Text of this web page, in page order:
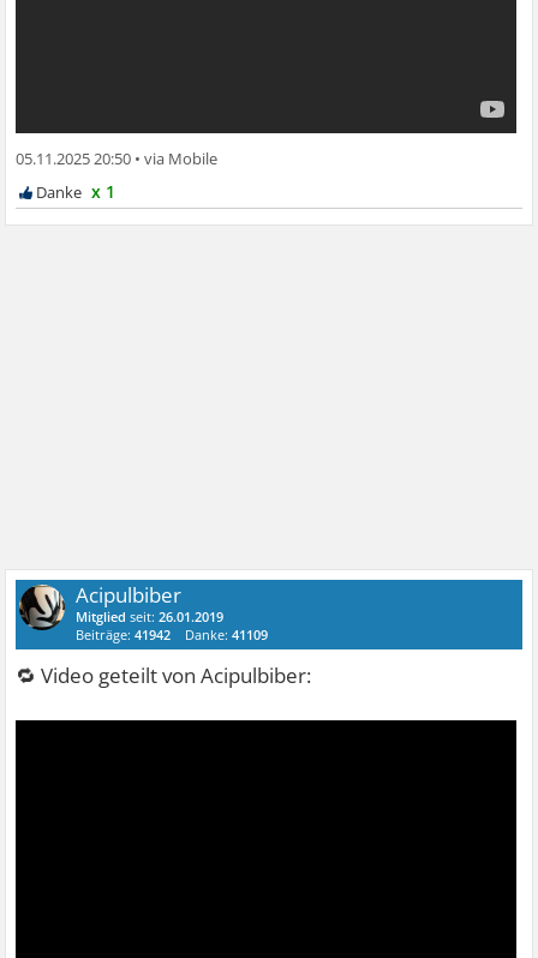
05.11.2025 20:50 •
x 1
Acipulbiber
Mitglied seit:26.01.2019
Beiträge:41942 Danke:41109
🔁 Video geteilt von Acipulbiber: